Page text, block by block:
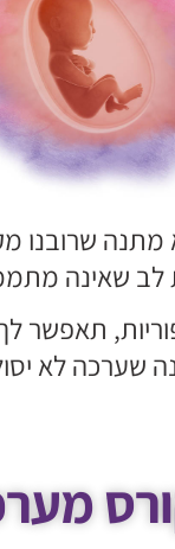
מתנה שרובנו
לב שאינה
תאפשר
שערכה לא